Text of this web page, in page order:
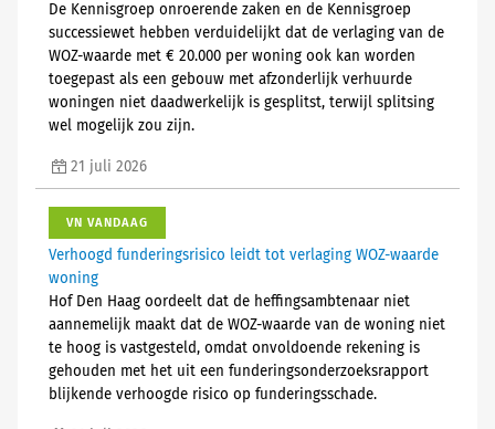
De Kennisgroep onroerende zaken en de Kennisgroep
successiewet hebben verduidelijkt dat de verlaging van de
WOZ-waarde met € 20.000 per woning ook kan worden
toegepast als een gebouw met afzonderlijk verhuurde
woningen niet daadwerkelijk is gesplitst, terwijl splitsing
wel mogelijk zou zijn.
21 juli 2026
VN VANDAAG
Verhoogd funderingsrisico leidt tot verlaging WOZ-waarde
woning
Hof Den Haag oordeelt dat de heffingsambtenaar niet
aannemelijk maakt dat de WOZ-waarde van de woning niet
te hoog is vastgesteld, omdat onvoldoende rekening is
gehouden met het uit een funderingsonderzoeksrapport
blijkende verhoogde risico op funderingsschade.